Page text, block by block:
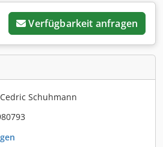
Verfügbarkeit anfragen
Schuhmann